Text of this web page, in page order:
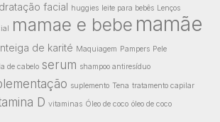
facial huggies leite para bebês Lenços
mamae e bebe mamãe
de karité Maquiagem Pampers Pele
de cabelo serum shampoo antiresíduo
suplemento Tena tratamento capilar
D vitaminas Óleo de coco óleo de coco